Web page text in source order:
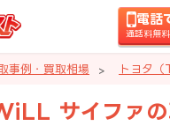
電話
通話料無
事例・買取相場 トヨタ
サイファ